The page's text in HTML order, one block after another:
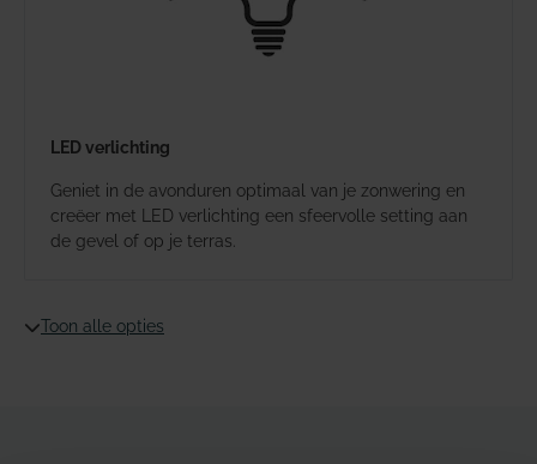
LED verlichting
Geniet in de avonduren optimaal van je zonwering en
creëer met LED verlichting een sfeervolle setting aan
de gevel of op je terras.
Toon alle opties